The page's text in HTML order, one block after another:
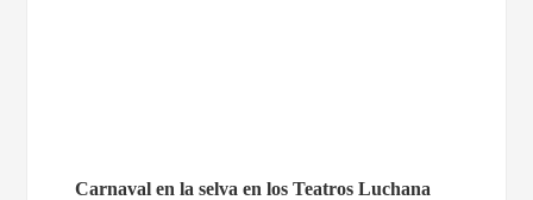
Carnaval en la selva en los Teatros Luchana